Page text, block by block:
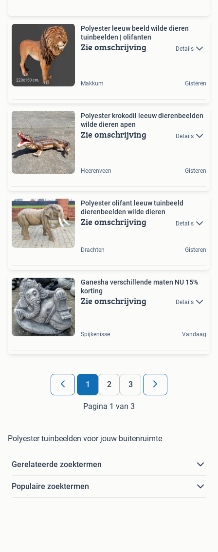
Polyester leeuw beeld wilde dieren
tuinbeelden | olifanten
Zie omschrijving Details
Makkum Gisteren
Polyester krokodil leeuw dierenbeelden
wilde dieren apen
Zie omschrijving Details
Heerenveen Gisteren
Polyester olifant leeuw tuinbeeld
dierenbeelden wilde dieren
Zie omschrijving Details
Drachten Gisteren
Ganesha verschillende maten NU 15%
korting
Zie omschrijving Details
Spijkenisse Vandaag
1 2 3
Pagina 1 van 3
Polyester tuinbeelden voor jouw buitenruimte
Gerelateerde zoektermen
Populaire zoektermen